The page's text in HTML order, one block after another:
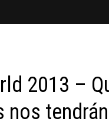
2013 –
nos tendrán